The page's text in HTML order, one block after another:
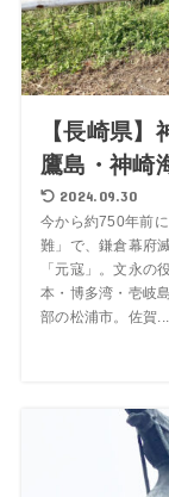
【長崎県
鷹島・神崎
2024.09.30
今から約750年前
難」で、鎌倉幕府
「元寇」。文永の
本・博多湾・壱岐
部の松浦市。佐賀...